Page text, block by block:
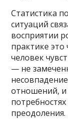
Статистика
ситуаций
восприятии
практике это
человек
— не
отношений, и
преодоления.